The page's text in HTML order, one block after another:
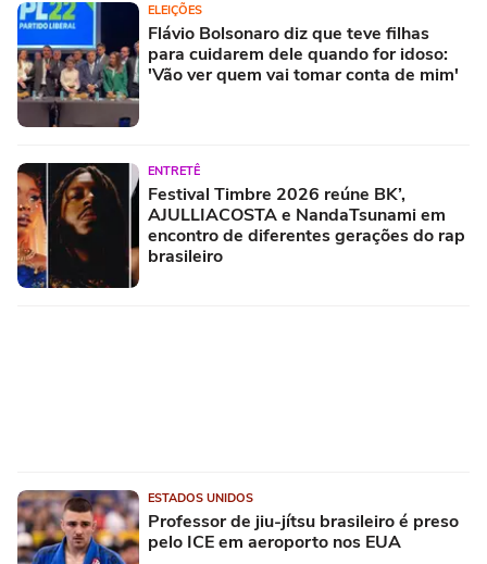
ELEIÇÕES
Flávio Bolsonaro diz que teve filhas
para cuidarem dele quando for idoso:
'Vão ver quem vai tomar conta de mim'
ENTRETÊ
Festival Timbre 2026 reúne BK’,
AJULLIACOSTA e NandaTsunami em
encontro de diferentes gerações do rap
brasileiro
ESTADOS UNIDOS
Professor de jiu-jítsu brasileiro é preso
pelo ICE em aeroporto nos EUA